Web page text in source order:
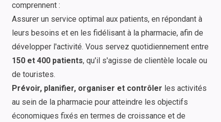
comprennent :
Assurer un service optimal aux patients, en répondant à
leurs besoins et en les fidélisant à la pharmacie, afin de
développer l'activité. Vous servez quotidiennement entre
150 et 400 patients, qu'il s'agisse de clientèle locale ou
de touristes.
Prévoir, planifier, organiser et contrôler les activités
au sein de la pharmacie pour atteindre les objectifs
économiques fixés en termes de croissance et de